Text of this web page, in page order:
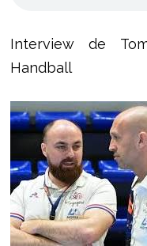
Interview de
Handball